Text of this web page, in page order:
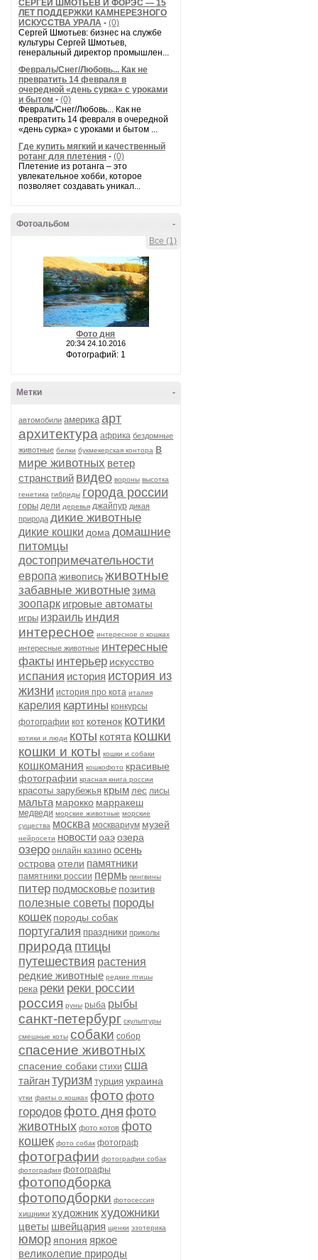
СЕРГЕЙ ШМОТЬЕВ И ФОРЭС — 15
ЛЕТ ПОДДЕРЖКИ КАМНЕРЕЗНОГО
ИСКУССТВА УРАЛА - (0)
Сергей Шмотьев: бизнес на службе
культуры Сергей Шмотьев,
генеральный директор промышлен...
Февраль/Снег/Любовь... Как не
превратить 14 февраля в
очередной «день сурка» с уроками
и бытом - (0)
Февраль/Снег/Любовь... Как не
превратить 14 февраля в очередной
«день сурка» с уроками и бытом ...
Где купить мягкий и качественный
ротанг для плетения - (0)
Плетение из ротанга – это
увлекательное хобби, которое
позволяет создавать уникал...
-
Фотоальбом
Все (1)
Фото дня
20:34 24.10.2016
Фотографий: 1
-
Метки
автомобили америка арт
архитектура африка бездомные
животные белки букмекерская контора в
мире животных ветер
странствий видео вороны высотка
генетика гибриды города россии
горы дели деревья джайпур дикая
природа дикие животные
дикие кошки дома домашние
питомцы
достопримечательности
европа живописьживотные
забавные животныезима
зоопарк игровые автоматы
игры израиль индия
интересное интересное о кошках
интересные животные интересные
факты интерьер искусство
испания история история из
жизни история про кота италия
карелия картины конкурсы
фотографии кот котенок котики
котики и люди коты котята кошки
кошки и коты кошки и собаки
кошкомания кошкофото красивые
фотографии красная книга россии
красоты зарубежья крым лес лисы
мальта марокко марракеш
медведи морские животные морские
существа москва москвариум музей
нейросети новостиоаэозера
озеро онлайн казино осень
острова отели памятники
памятники россии пермь пингвины
питер подмосковье позитив
полезные советы породы
кошек породы собак
португалия праздники приколы
природа птицы
путешествия растения
редкие животные редкие птицы
река реки реки россии
россия руны рыба рыбы
санкт-петербург скульптуры
смешные коты собаки собор
спасение животных
спасение собаки стихи сша
тайгантуризм турция украина
утки факты о кошках фото фото
городовфото дня фото
животных фото котов фото
кошек фото собак фотограф
фотографии фотографии собак
фотография фотографы
фотоподборка
фотоподборки фотосессия
хищники художникхудожники
цветы швейцария щенки эзотерика
юмор япония яркое
великолепие природы